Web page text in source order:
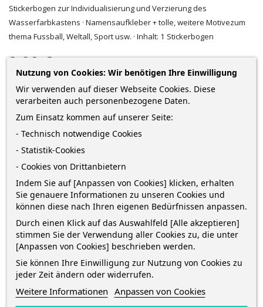
Stickerbogen zur Individualisierung und Verzierung des
Wasserfarbkastens · Namensaufkleber + tolle, weitere Motivezum
thema Fussball, Weltall, Sport usw. · Inhalt: 1 Stickerbogen
2,29 €
IN DEN WARENKORB
 Auf Lager
BESCHREIBUNG
Nutzung von Cookies: Wir benötigen Ihre Einwilligung
Wir verwenden auf dieser Webseite Cookies. Diese
verarbeiten auch personenbezogene Daten.
Zum Einsatz kommen auf unserer Seite:
- Technisch notwendige Cookies
- Statistik-Cookies
- Cookies von Drittanbietern
Indem Sie auf [Anpassen von Cookies] klicken, erhalten
Sie genauere Informationen zu unseren Cookies und
können diese nach Ihren eigenen Bedürfnissen anpassen.
Durch einen Klick auf das Auswahlfeld [Alle akzeptieren]
stimmen Sie der Verwendung aller Cookies zu, die unter
[Anpassen von Cookies] beschrieben werden.
Sie können Ihre Einwilligung zur Nutzung von Cookies zu
jeder Zeit ändern oder widerrufen.
Weitere Informationen Anpassen von Cookies